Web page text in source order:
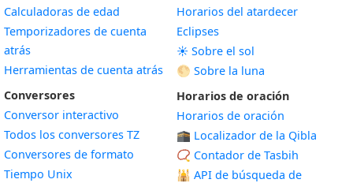
Calculadoras de edad
Temporizadores de cuenta
atrás
Herramientas de cuenta atrás
Conversores
Conversor interactivo
Todos los conversores TZ
Conversores de formato
Tiempo Unix
Horarios del atardecer
Eclipses
☀️ Sobre el sol
🌕 Sobre la luna
Horarios de oración
Horarios de oración
🕋 Localizador de la Qibla
📿 Contador de Tasbih
🕌 API de búsqueda de